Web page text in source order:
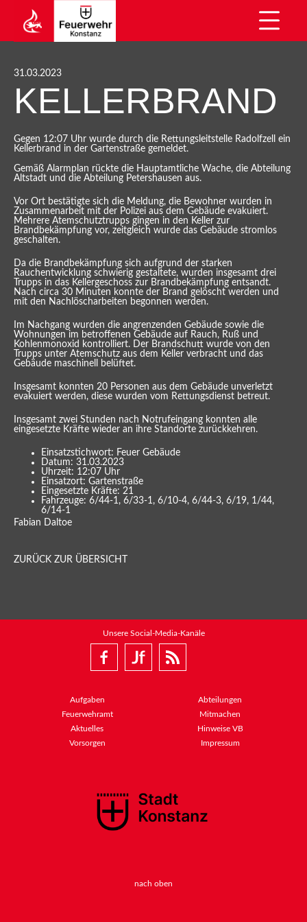
31.03.2023
KELLERBRAND
Gegen 12:07 Uhr wurde durch die Rettungsleitstelle Radolfzell ein
Kellerbrand in der Gartenstraße gemeldet.
Gemäß Alarmplan rückte die Hauptamtliche Wache, die Abteilung
Altstadt und die Abteilung Petershausen aus.
Vor Ort bestätigte sich die Meldung, die Bewohner wurden in
Zusammenarbeit mit der Polizei aus dem Gebäude evakuiert.
Mehrere Atemschutztrupps gingen in den Keller zur
Brandbekämpfung vor, zeitgleich wurde das Gebäude stromlos
geschalten.
Da die Brandbekämpfung sich aufgrund der starken
Rauchentwicklung schwierig gestaltete, wurden insgesamt drei
Trupps in das Kellergeschoss zur Brandbekämpfung entsandt.
Nach circa 30 Minuten konnte der Brand gelöscht werden und
mit den Nachlöscharbeiten begonnen werden.
Im Nachgang wurden die angrenzenden Gebäude sowie die
Wohnungen im betroffenen Gebäude auf Rauch, Ruß und
Kohlenmonoxid kontrolliert. Der Brandschutt wurde von den
Trupps unter Atemschutz aus dem Keller verbracht und das
Gebäude maschinell belüftet.
Insgesamt konnten 20 Personen aus dem Gebäude unverletzt
evakuiert werden, diese wurden vom Rettungsdienst betreut.
Insgesamt zwei Stunden nach Notrufeingang konnten alle
eingesetzte Kräfte wieder an ihre Standorte zurückkehren.
Einsatzstichwort: Feuer Gebäude
Datum: 31.03.2023
Uhrzeit: 12:07 Uhr
Einsatzort: Gartenstraße
Eingesetzte Kräfte: 21
Fahrzeuge: 6/44-1, 6/33-1, 6/10-4, 6/44-3, 6/19, 1/44,
6/14-1
Fabian Daltoe
ZURÜCK ZUR ÜBERSICHT
Unsere Social-Media-Kanäle
Aufgaben
Abteilungen
Feuerwehramt
Mitmachen
Aktuelles
Hinweise VB
Vorsorgen
Impressum
nach oben